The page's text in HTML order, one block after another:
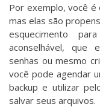
Por exemplo, você é
mas elas são
esquecimento
aconselhável, que
senhas ou mesmo
você pode agendar
backup e utilizar
salvar seus arquivos.